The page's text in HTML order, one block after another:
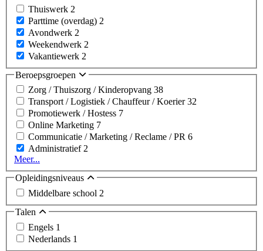
Thuiswerk 2
Parttime (overdag) 2
Avondwerk 2
Weekendwerk 2
Vakantiewerk 2
Beroepsgroepen
Zorg / Thuiszorg / Kinderopvang 38
Transport / Logistiek / Chauffeur / Koerier32
Promotiewerk / Hostess 7
Online Marketing 7
Communicatie / Marketing / Reclame / PR 6
Administratief2
Meer...
Opleidingsniveaus
Middelbare school 2
Talen
Engels 1
Nederlands 1